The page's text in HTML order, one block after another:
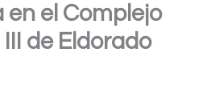
en el Complejo
de Eldorado